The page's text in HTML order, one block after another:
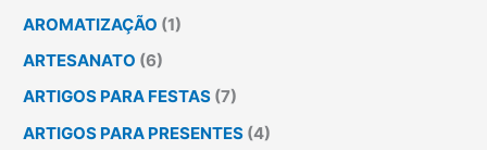
AROMATIZAÇÃO (1)
ARTESANATO (6)
ARTIGOS PARA FESTAS (7)
ARTIGOS PARA PRESENTES (4)